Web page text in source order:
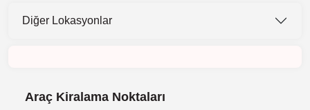
Diğer Lokasyonlar
Araç Kiralama Noktaları